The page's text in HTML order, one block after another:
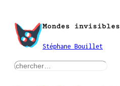
contenu
Mondes invisibles
Stéphane Bouillet
rechercher